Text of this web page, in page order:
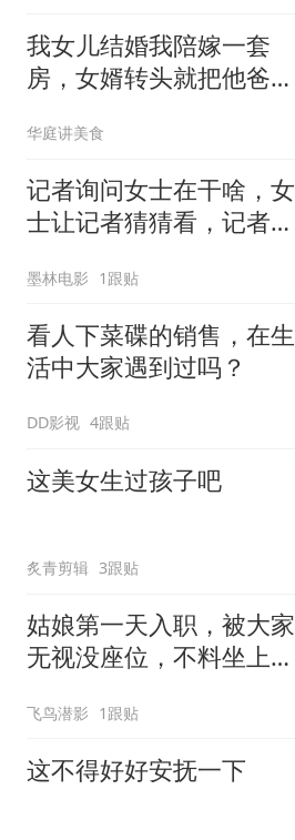
我女儿结婚我陪嫁一套
房，女婿转头就把他爸妈
华庭讲美食
记者询问女士在干啥，女
士让记者猜猜看，记者直
墨林电影 1跟贴
看人下菜碟的销售，在生
活中大家遇到过吗？
DD影视 4跟贴
这美女生过孩子吧
炙青剪辑 3跟贴
姑娘第一天入职，被大家
无视没座位，不料坐上特
飞鸟潜影 1跟贴
这不得好好安抚一下